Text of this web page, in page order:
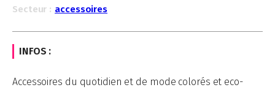
Secteur : accessoires
INFOS :
Accessoires du quotidien et de mode colorés et eco-